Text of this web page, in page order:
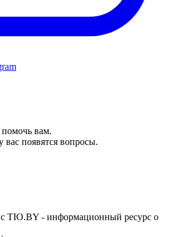
помочь вам.
появятся вопросы.
TIO.BY - информационный ресурс о